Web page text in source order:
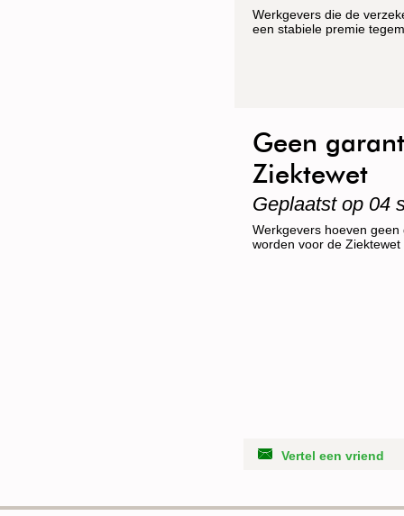
Werkgevers die de
een stabiele premie
Geen
Ziektewet
Geplaatst op 04
Werkgevers hoeven
worden voor de Ziektewet
Vertel een vriend